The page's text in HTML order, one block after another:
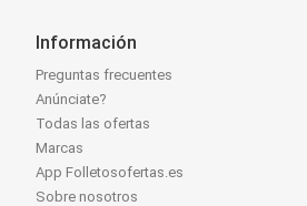
Información
Preguntas frecuentes
Anúnciate?
Todas las ofertas
Marcas
App Folletosofertas.es
Sobre nosotros